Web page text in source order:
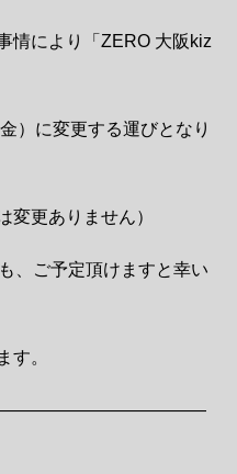
情により「ZERO 大阪kiz
に変更する運びとなり
変更ありません）
、ご予定頂けますと幸い
す。